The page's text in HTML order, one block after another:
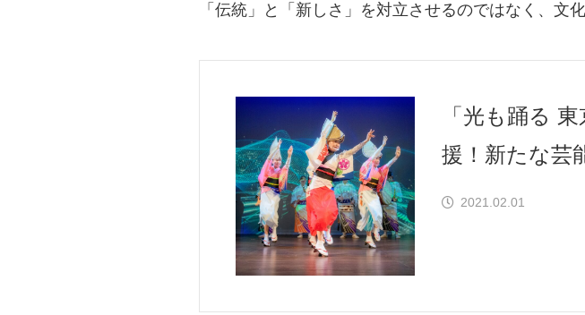
「伝統」と「新しさ」を対立させるのではなく、文
「光も踊る
援！新たな芸
2021.02.01